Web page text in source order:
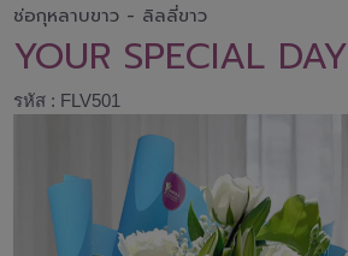
ช่อกุหลาบขาว - ลิลลี่ขาว
YOUR SPECIAL DAY
รหัส : FLV501